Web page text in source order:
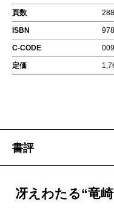
頁数
ISBN
C-CODE
定価
書評
冴えわたる“竜